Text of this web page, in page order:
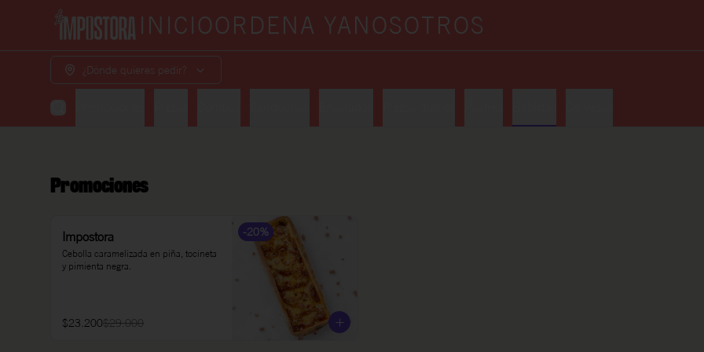
INICIOORDENA YANOSOTROS
¿Dónde quieres pedir?
Promociones
-20%
Impostora
Cebolla caramelizada en piña, tocineta
y pimienta negra.
$23.200$29.000